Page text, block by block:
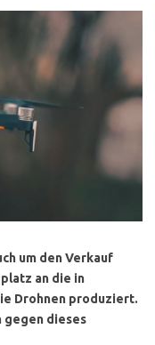
um den Verkauf
an die in
Drohnen produziert.
gegen dieses